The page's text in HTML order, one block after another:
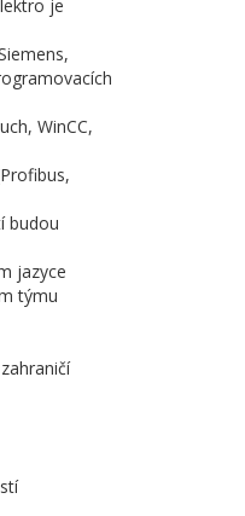
je
WinCC,
budou
jazyce
týmu